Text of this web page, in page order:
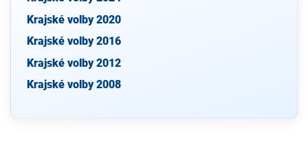
Krajské volby 2020
Krajské volby 2016
Krajské volby 2012
Krajské volby 2008